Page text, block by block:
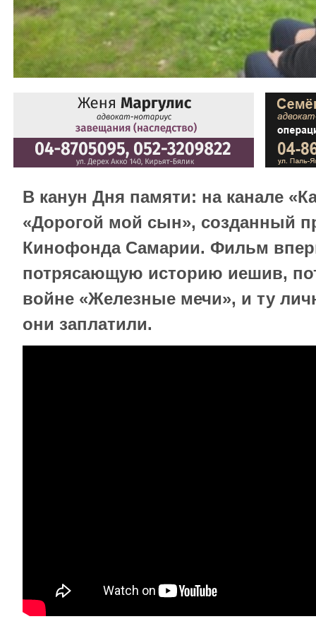
В канун Дня памяти: на канале
«Дорогой мой сын», созданный
Кинофонда Самарии. Фильм
потрясающую историю иешив,
войне «Железные мечи», и ту
они заплатили.